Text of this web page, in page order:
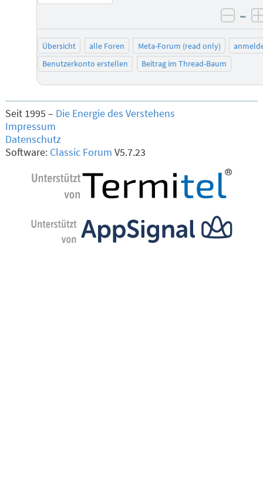
–
Übersicht alle Foren Meta-Forum (read only)
Benutzerkonto erstellen
Beitrag im Thread-Baum
Seit 1995 – Die Energie des Verstehens
Impressum
Datenschutz
Software: Classic Forum V5.7.23